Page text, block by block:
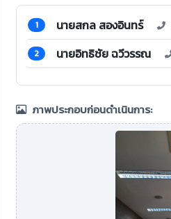
1 นายสกล สองอินทร์
2 นายอิทธิชัย ฉวีวรรณ
ภาพประกอบก่อนดำเนินการ: